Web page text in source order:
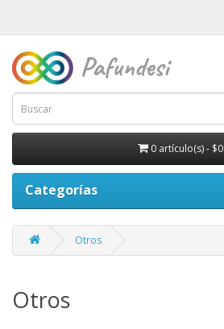
0 artículo(s) - $0
Categorías
Otros
Otros